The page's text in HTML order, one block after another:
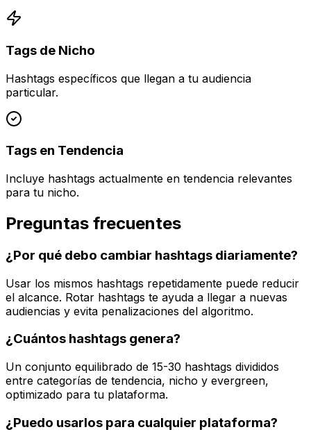
Tags de Nicho
Hashtags específicos que llegan a tu audiencia
particular.
Tags en Tendencia
Incluye hashtags actualmente en tendencia relevantes
para tu nicho.
Preguntas frecuentes
¿Por qué debo cambiar hashtags diariamente?
Usar los mismos hashtags repetidamente puede reducir
el alcance. Rotar hashtags te ayuda a llegar a nuevas
audiencias y evita penalizaciones del algoritmo.
¿Cuántos hashtags genera?
Un conjunto equilibrado de 15-30 hashtags divididos
entre categorías de tendencia, nicho y evergreen,
optimizado para tu plataforma.
¿Puedo usarlos para cualquier plataforma?